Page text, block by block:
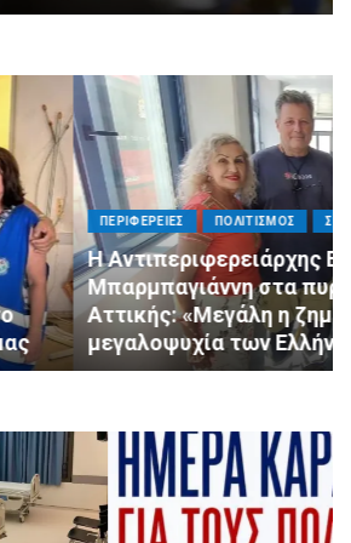
ΣΥΛΛΟΓΟΙ - ΕΝΩΣΕΙΣ
Εθελοντισμού Ευγενία
στα πυρόπληκτα βουνά της
η ζημιά, τεράστια η
Ελλήνων»